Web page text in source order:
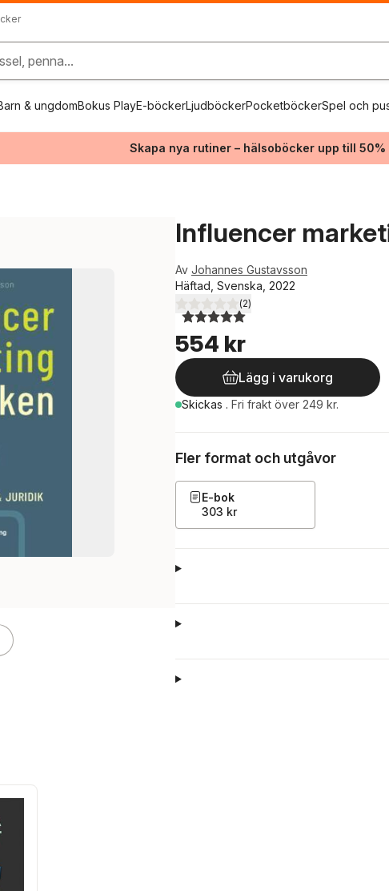
penna...
& ungdomBokus PlayE-böckerLjudböckerPocketböckerSpel och
Skapa nya rutiner – hälsoböcker upp till
Influencer
Av Johannes Gustavsson
Häftad, Svenska, 2022
5,0utav 5 stjärnor. Totalt antal röster:
(2)
554 kr
Lägg i varukorg
Skickas . Fri frakt över 249 kr.
Fler format och utgåvor
E-bok
303 kr